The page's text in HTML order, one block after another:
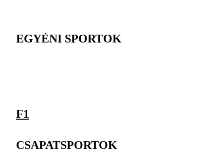
EGYÉNI SPORTOK
F1
CSAPATSPORTOK